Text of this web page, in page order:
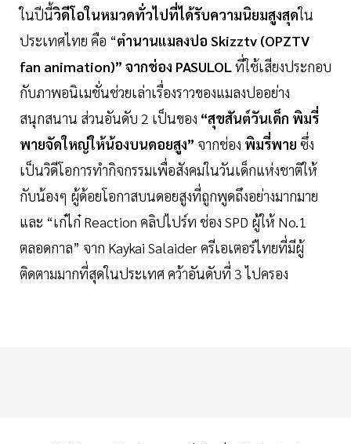
ในปีนี้วิดีโอในหมวดทั่วไปที่ได้รับความนิยมสูงสุดใน
ประเทศไทย คือ “ตำนานแมลงปอ Skizztv (OPZTV
fan animation)” จากช่อง PASULOL ที่ใช้เสียงประกอบ
กับภาพอนิเมชั่นช่วยเล่าเรื่องราวของแมลงปออย่าง
สนุกสนาน ส่วนอันดับ 2 เป็นของ “สุขสันต์วันเด็ก พิมรี่
พายจัดใหญ่ให้น้องบนดอยสูง” จากช่อง พิมรี่พาย ซึ่ง
เป็นวิดีโอการทำกิจกรรมเพื่อสังคมในวันเด็กแห่งชาติให้
กับน้องๆ ผู้ด้อยโอกาสบนดอยสูงที่ถูกพูดถึงอย่างมากมาย
และ “เก๋ไก๋ Reaction คลิปไปร์ท ช่อง SPD ผู้ให้ No.1
ตลอดกาล” จาก Kaykai Salaider ครีเอเตอร์ไทยที่มีผู้
ติดตามมากที่สุดในประเทศ คว้าอันดับที่ 3 ไปครอง